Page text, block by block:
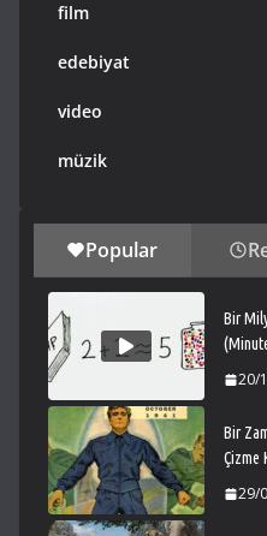
film
edebiyat
video
müzik
Popular
Bir
20/
Bir
Çizme
29/